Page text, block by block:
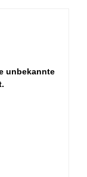
unbekannte